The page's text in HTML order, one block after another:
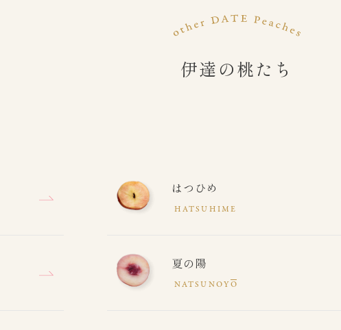
伊達の桃たち
はつひめ
HATSUHIME
夏の陽
NATSUNOYO